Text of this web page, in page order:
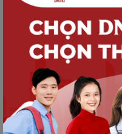
SINH VIÊN DNTU
Thông báo Về
tặng học bổng